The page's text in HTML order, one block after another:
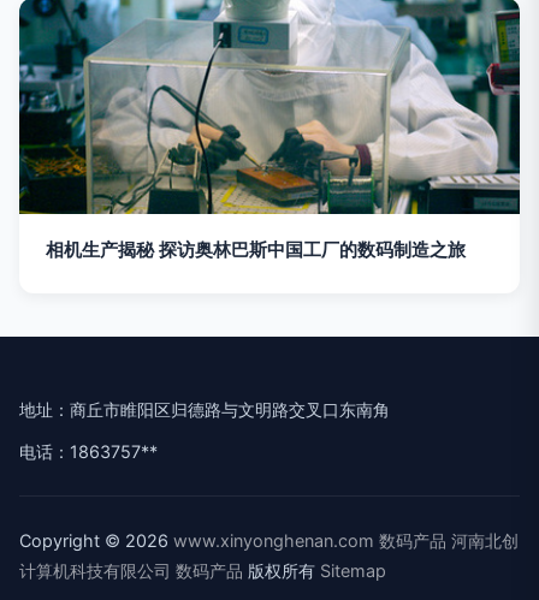
相机生产揭秘 探访奥林巴斯中国工厂的数码制造之旅
地址：商丘市睢阳区归德路与文明路交叉口东南角
电话：1863757**
Copyright © 2026 www.xinyonghenan.com 数码产品 河南北创
计算机科技有限公司 数码产品 版权所有 Sitemap